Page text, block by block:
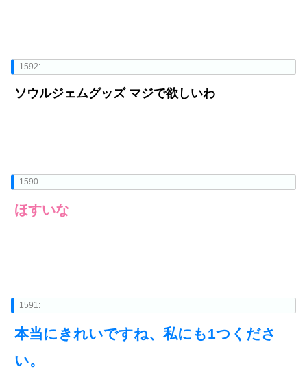
1592:
ソウルジェムグッズ マジで欲しいわ
1590:
ほすいな
1591:
本当にきれいですね、私にも1つくださ
い。